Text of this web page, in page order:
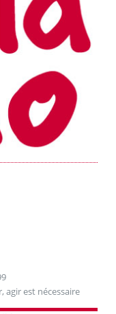
agir est nécessaire